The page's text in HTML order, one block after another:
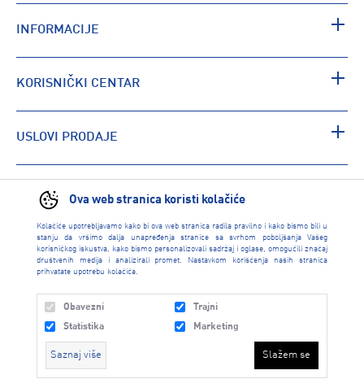
Ova web stranica koristi kolačiće
Kolačiće upotrebljavamo kako bi ova web stranica radila pravilno i kako bismo bili u
stanju da vršimo dalja unapređenja stranice sa svrhom poboljšanja Vašeg
korisničkog iskustva, kako bismo personalizovali sadržaj i oglase, omogućili značaj
društvenih medija i analizirali promet. Nastavkom korišćenja naših stranica
prihvatate upotrebu kolačića.
Obavezni
Trajni
Statistika
Marketing
Saznaj više Slažem se
INFORMACIJE
KORISNIČKI CENTAR
USLOVI PRODAJE
PRONAĐI RADNJU
INTERSPORT 2026 created by Enetel Solutions